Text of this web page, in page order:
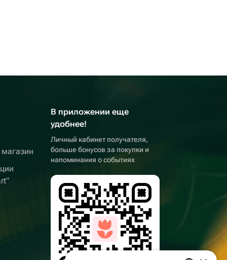
магазин
В приложении еще
удобнее!
Личный кабинет получателя,
больше бонусов за покупки и
напоминания о событиях